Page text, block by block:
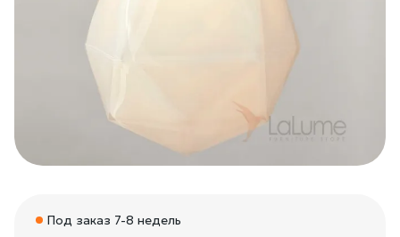
Под заказ 7-8 недель